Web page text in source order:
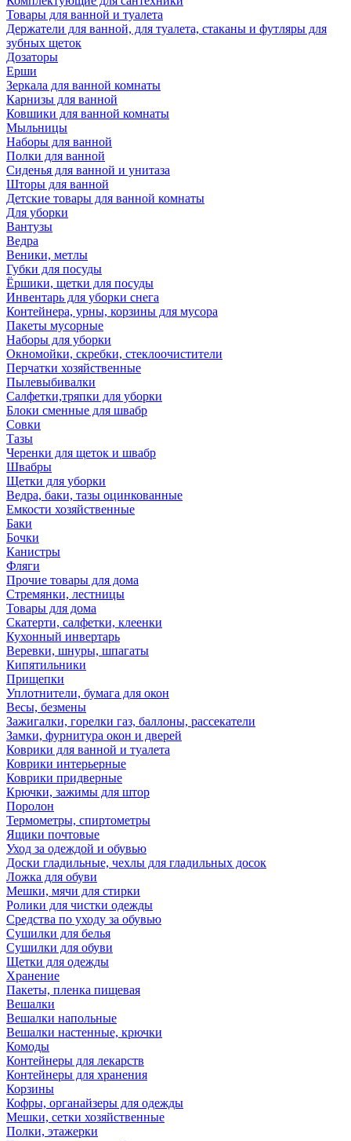
Товары для ванной и туалета
Держатели для ванной, для туалета, стаканы и футляры для
зубных щеток
Дозаторы
Ерши
Зеркала для ванной комнаты
Карнизы для ванной
Ковшики для ванной комнаты
Мыльницы
Наборы для ванной
Полки для ванной
Сиденья для ванной и унитаза
Шторы для ванной
Детские товары для ванной комнаты
Для уборки
Вантузы
Ведра
Веники, метлы
Губки для посуды
Ёршики, щетки для посуды
Инвентарь для уборки снега
Контейнера, урны, корзины для мусора
Пакеты мусорные
Наборы для уборки
Окномойки, скребки, стеклоочистители
Перчатки хозяйственные
Пылевыбивалки
Салфетки,тряпки для уборки
Блоки сменные для швабр
Совки
Тазы
Черенки для щеток и швабр
Швабры
Щетки для уборки
Ведра, баки, тазы оцинкованные
Емкости хозяйственные
Баки
Бочки
Канистры
Фляги
Прочие товары для дома
Стремянки, лестницы
Товары для дома
Скатерти, салфетки, клеенки
Кухонный инвертарь
Веревки, шнуры, шпагаты
Кипятильники
Прищепки
Уплотнители, бумага для окон
Весы, безмены
Зажигалки, горелки газ, баллоны, рассекатели
Замки, фурнитура окон и дверей
Коврики для ванной и туалета
Коврики интерьерные
Коврики придверные
Крючки, зажимы для штор
Поролон
Термометры, спиртометры
Ящики почтовые
Уход за одеждой и обувью
Доски гладильные, чехлы для гладильных досок
Ложка для обуви
Мешки, мячи для стирки
Ролики для чистки одежды
Средства по уходу за обувью
Сушилки для белья
Сушилки для обуви
Щетки для одежды
Хранение
Пакеты, пленка пищевая
Вешалки
Вешалки напольные
Вешалки настенные, крючки
Комоды
Контейнеры для лекарств
Контейнеры для хранения
Корзины
Кофры, органайзеры для одежды
Мешки, сетки хозяйственные
Полки, этажерки